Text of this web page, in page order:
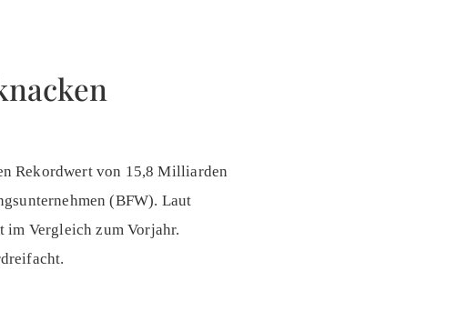
Rekordwert von 15,8 Milliarden
(BFW). Laut
im Vergleich zum Vorjahr.